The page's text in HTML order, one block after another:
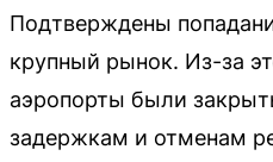
Подтверждены
крупный рынок. Из-за
аэропорты были
задержкам и отменам